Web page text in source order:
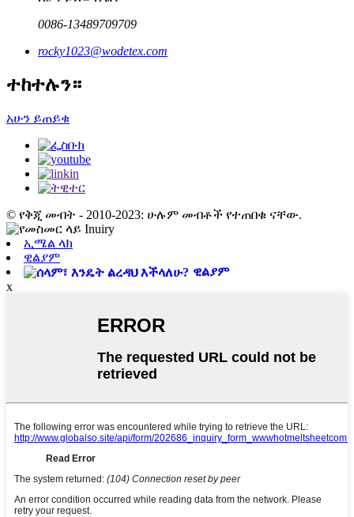
0086-13489709709
rocky1023@wodetex.com
ተከተሉን።
አሁን ይጠይቁ
© የቅጂ መብት - 2010-2023: ሁሉም መብቶች የተጠበቁ ናቸው.
ኢሜል ላክ
ዊልያም
ዊልያም
x